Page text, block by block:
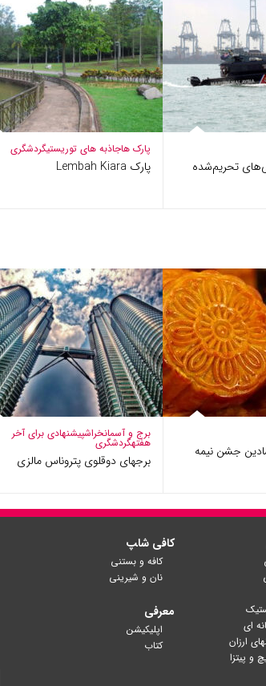
تحریم‌شده
پارک هاجاذبه های توریستیگردشگری
پارک Lembah Kiara
جشن نیمه
برج و آسمانخراشپیشنهادی برای آخر
هفتهگردشگری
برجهای دوقلوی پتروناس مالزی
ای
ارزان
و پیتزا
کافی شا‍پ
کافه و بستنی
نان و شیرینی
معرفی
اپلیکیشن
کتاب